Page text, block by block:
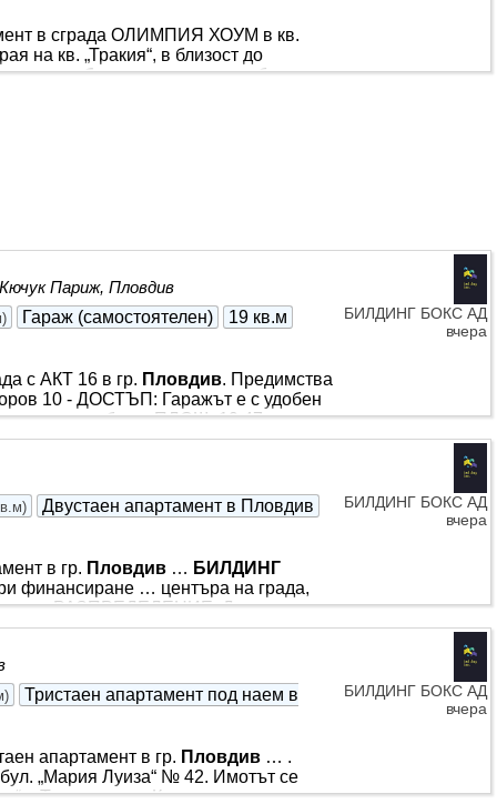
в сграда ОЛИМПИЯ ХОУМ в кв.
на кв. „Тракия“, в близост до
бокс, спалня, антре, баня с
БИЛДИНГ БОКС АД
вчера
Париж, Пловдив
) Гараж (самостоятелен)
19 кв.м
с АКТ 16 в гр. Пловдив. Предимства
10 - ДОСТЪП: Гаражът е с удобен
автомобил. - ПЛОЩ: 19.47 кв.м. -
Автоматична врата, отлична
паркиране, така и с
консултация и съдействие при
БИЛДИНГ БОКС АД
вчера
)
Двустаен апартамент в Пловдив
в гр. Пловдив … БИЛДИНГ
финансиране … центъра на града,
… РАЗПРЕДЕЛЕНИЕ: Дневна с
тераса и избено помещение
в комплекс „Каса Дел Норд“,
локация с бърз достъп до *** . *** .
етаж от общо 5. ОТОПЛЕНИЕ:
БИЛДИНГ БОКС АД
вчера
)
Тристаен апартамент под наем в
апартамент в гр. Пловдив … .
„Мария Луиза“ № 42. Имотът се
и Тримонциум. Комуникативна